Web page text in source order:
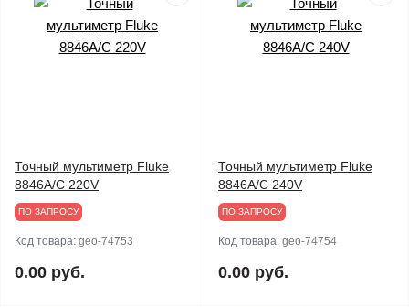
Точный мультиметр Fluke
8846A/C 220V
ПО ЗАПРОСУ
Код товара: geo-74753
0.00 руб.
Точный мультиметр Fluke
8846A/C 240V
ПО ЗАПРОСУ
Код товара: geo-74754
0.00 руб.